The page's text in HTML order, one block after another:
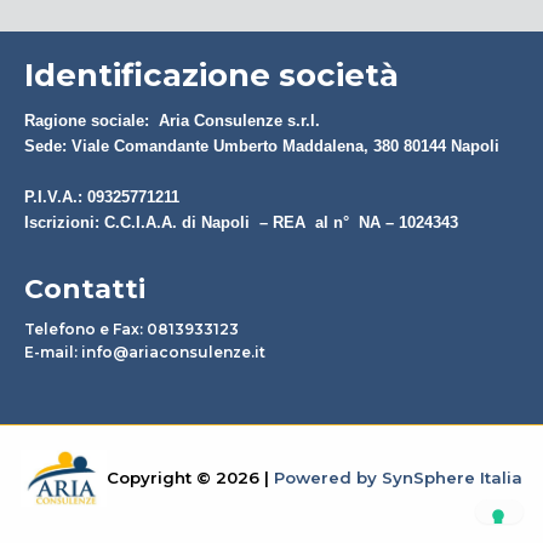
Identificazione società
Ragione sociale: Aria Consulenze s.r.l.
Sede: Viale Comandante Umberto Maddalena, 380 80144 Napoli
P.I.V.A.: 09325771211
Iscrizioni: C.C.I.A.A. di Napoli – REA al n° NA – 1024343
Contatti
Telefono e Fax: 0813933123
E-mail: info@ariaconsulenze.it
Copyright © 2026 | Powered by SynSphere Italia